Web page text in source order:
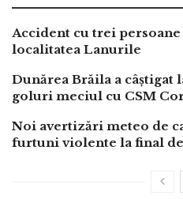
Accident cu trei
localitatea Lanurile
Dunărea Brăila a câștigat
goluri meciul cu CSM
Noi avertizări meteo de
furtuni violente la final de